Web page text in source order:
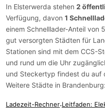
In Elsterwerda stehen 2
Verfügung, davon 1
einem Schnelllader-Anteil von
gut versorgten Städten für
Stationen sind mit dem CCS-
und rund um die Uhr
und Steckertyp findest du auf
Weitere Städte in Brandenburg:
Ladezeit-Rechner·Leitfaden: